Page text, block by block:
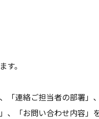
。
「連絡ご担当者の部署」
、「お問い合わせ内容」